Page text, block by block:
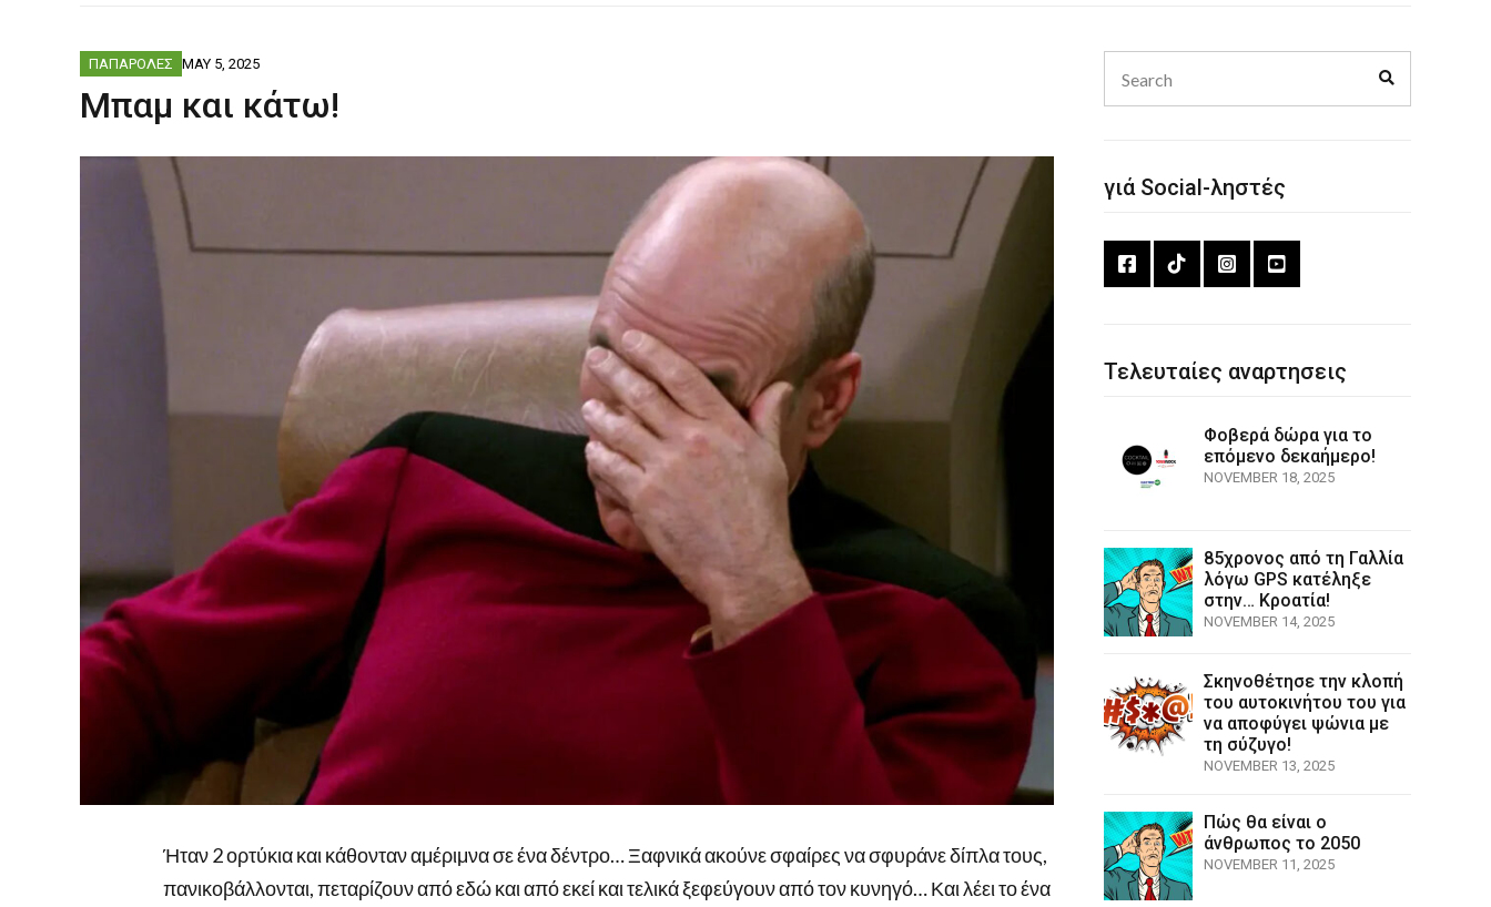
ΠΑΠΑΡΟΛΕΣ MAY 5, 2025
Μπαμ και κάτω!
Ήταν 2 ορτύκια και κάθονταν αμέριμνα σε ένα δέντρο… Ξαφνικά ακούνε σφαίρες να σφυράνε δίπλα τους,
πανικοβάλλονται, πεταρίζουν από εδώ και από εκεί και τελικά ξεφεύγουν από τον κυνηγό… Και λέει το ένα
for:
γιά Social-ληστές
Τελευταίες αναρτησεις
Φοβερά δώρα για το
επόμενο δεκαήμερο!
NOVEMBER 18, 2025
85χρονος από τη Γαλλία
λόγω GPS κατέληξε
στην… Κροατία!
NOVEMBER 14, 2025
Σκηνοθέτησε την κλοπή
του αυτοκινήτου του για
να αποφύγει ψώνια με
τη σύζυγο!
NOVEMBER 13, 2025
Πώς θα είναι ο
άνθρωπος το 2050
NOVEMBER 11, 2025